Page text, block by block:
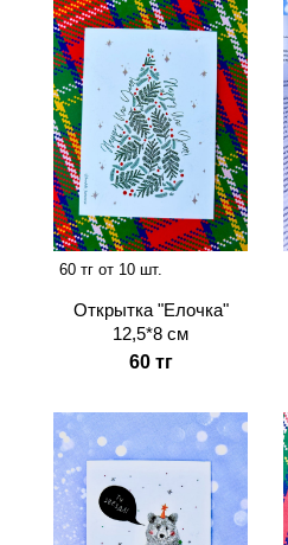
60 тг от 10 шт.
Открытка "Елочка"
12,5*8 см
60 тг